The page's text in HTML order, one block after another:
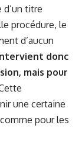
titre
procédure, le
d’aucun
donc
mais pour
une certaine
pour les